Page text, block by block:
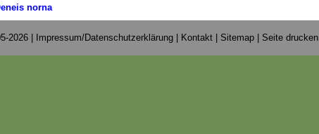
norna
2026 | Impressum/Datenschutzerklärung Kontakt Sitemap Seite drucken